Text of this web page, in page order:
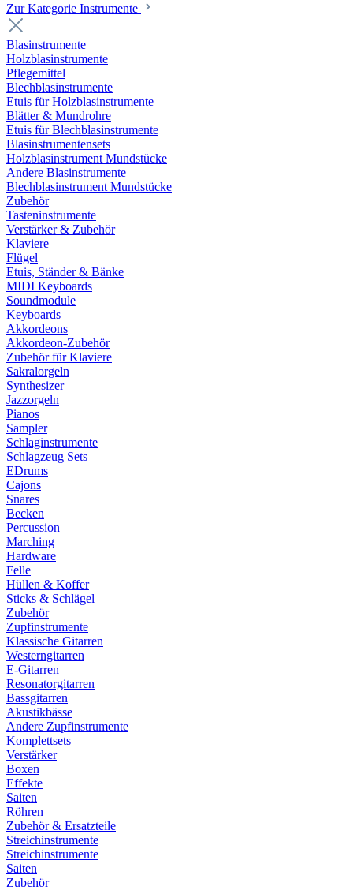
Zur Kategorie Instrumente
Blasinstrumente
Holzblasinstrumente
Pflegemittel
Blechblasinstrumente
Etuis für Holzblasinstrumente
Blätter & Mundrohre
Etuis für Blechblasinstrumente
Blasinstrumentensets
Holzblasinstrument Mundstücke
Andere Blasinstrumente
Blechblasinstrument Mundstücke
Zubehör
Tasteninstrumente
Verstärker & Zubehör
Klaviere
Flügel
Etuis, Ständer & Bänke
MIDI Keyboards
Soundmodule
Keyboards
Akkordeons
Akkordeon-Zubehör
Zubehör für Klaviere
Sakralorgeln
Synthesizer
Jazzorgeln
Pianos
Sampler
Schlaginstrumente
Schlagzeug Sets
EDrums
Cajons
Snares
Becken
Percussion
Marching
Hardware
Felle
Hüllen & Koffer
Sticks & Schlägel
Zubehör
Zupfinstrumente
Klassische Gitarren
Westerngitarren
E-Gitarren
Resonatorgitarren
Bassgitarren
Akustikbässe
Andere Zupfinstrumente
Komplettsets
Verstärker
Boxen
Effekte
Saiten
Röhren
Zubehör & Ersatzteile
Streichinstrumente
Streichinstrumente
Saiten
Zubehör